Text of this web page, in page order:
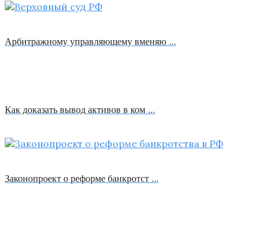
Арбитражному управляющему вменяю …
Как доказать вывод активов в ком …
Законопроект о реформе банкротст …